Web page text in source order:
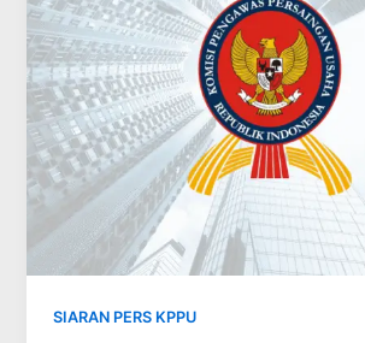
SIARAN PERS KPPU